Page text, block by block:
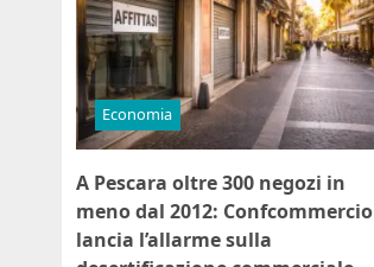
Economia
A Pescara oltre 300 negozi in
meno dal 2012: Confcommercio
lancia l’allarme sulla